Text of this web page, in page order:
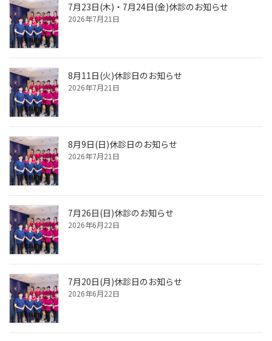
7月23日(木)・7月24日(金)休診のお知らせ
2026年7月21日
8月11日(火)休診日のお知らせ
2026年7月21日
8月9日(日)休診日のお知らせ
2026年7月21日
7月26日(日)休診のお知らせ
2026年6月22日
7月20日(月)休診日のお知らせ
2026年6月22日